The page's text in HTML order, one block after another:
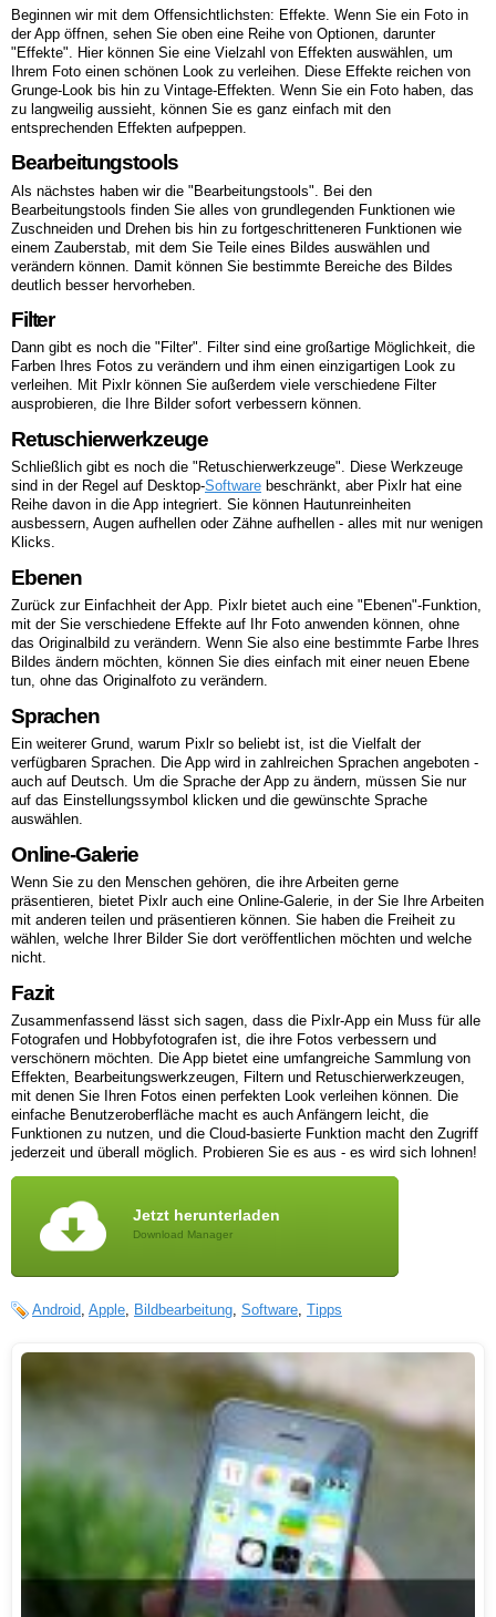
Beginnen wir mit dem Offensichtlichsten: Effekte. Wenn Sie ein Foto in
der App öffnen, sehen Sie oben eine Reihe von Optionen, darunter
"Effekte". Hier können Sie eine Vielzahl von Effekten auswählen, um
Ihrem Foto einen schönen Look zu verleihen. Diese Effekte reichen von
Grunge-Look bis hin zu Vintage-Effekten. Wenn Sie ein Foto haben, das
zu langweilig aussieht, können Sie es ganz einfach mit den
entsprechenden Effekten aufpeppen.
Bearbeitungstools
Als nächstes haben wir die "Bearbeitungstools". Bei den
Bearbeitungstools finden Sie alles von grundlegenden Funktionen wie
Zuschneiden und Drehen bis hin zu fortgeschritteneren Funktionen wie
einem Zauberstab, mit dem Sie Teile eines Bildes auswählen und
verändern können. Damit können Sie bestimmte Bereiche des Bildes
deutlich besser hervorheben.
Filter
Dann gibt es noch die "Filter". Filter sind eine großartige Möglichkeit, die
Farben Ihres Fotos zu verändern und ihm einen einzigartigen Look zu
verleihen. Mit Pixlr können Sie außerdem viele verschiedene Filter
ausprobieren, die Ihre Bilder sofort verbessern können.
Retuschierwerkzeuge
Schließlich gibt es noch die "Retuschierwerkzeuge". Diese Werkzeuge
sind in der Regel auf Desktop-Software beschränkt, aber Pixlr hat eine
Reihe davon in die App integriert. Sie können Hautunreinheiten
ausbessern, Augen aufhellen oder Zähne aufhellen - alles mit nur wenigen
Klicks.
Ebenen
Zurück zur Einfachheit der App. Pixlr bietet auch eine "Ebenen"-Funktion,
mit der Sie verschiedene Effekte auf Ihr Foto anwenden können, ohne
das Originalbild zu verändern. Wenn Sie also eine bestimmte Farbe Ihres
Bildes ändern möchten, können Sie dies einfach mit einer neuen Ebene
tun, ohne das Originalfoto zu verändern.
Sprachen
Ein weiterer Grund, warum Pixlr so beliebt ist, ist die Vielfalt der
verfügbaren Sprachen. Die App wird in zahlreichen Sprachen angeboten -
auch auf Deutsch. Um die Sprache der App zu ändern, müssen Sie nur
auf das Einstellungssymbol klicken und die gewünschte Sprache
auswählen.
Online-Galerie
Wenn Sie zu den Menschen gehören, die ihre Arbeiten gerne
präsentieren, bietet Pixlr auch eine Online-Galerie, in der Sie Ihre Arbeiten
mit anderen teilen und präsentieren können. Sie haben die Freiheit zu
wählen, welche Ihrer Bilder Sie dort veröffentlichen möchten und welche
nicht.
Fazit
Zusammenfassend lässt sich sagen, dass die Pixlr-App ein Muss für alle
Fotografen und Hobbyfotografen ist, die ihre Fotos verbessern und
verschönern möchten. Die App bietet eine umfangreiche Sammlung von
Effekten, Bearbeitungswerkzeugen, Filtern und Retuschierwerkzeugen,
mit denen Sie Ihren Fotos einen perfekten Look verleihen können. Die
einfache Benutzeroberfläche macht es auch Anfängern leicht, die
Funktionen zu nutzen, und die Cloud-basierte Funktion macht den Zugriff
jederzeit und überall möglich. Probieren Sie es aus - es wird sich lohnen!
Jetzt herunterladen
Download Manager
Android Apple Bildbearbeitung Software Tipps